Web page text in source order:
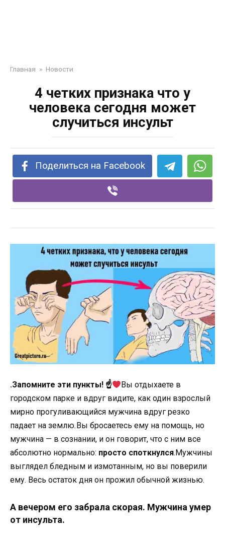
Главная » Новости
4 четких признака что у
человека сегодня может
случиться инсульт
Поделиться на Facebook
.Запомните эти пункты! ☝
Вы отдыхаете в
городском парке и вдруг видите, как один взрослый
мирно прогуливающийся мужчина вдруг резко
падает на землю. Вы бросаетесь ему на помощь, но
мужчина — в сознании, и он говорит, что с ним все
абсолютно нормально: просто споткнулся.Мужчины
выглядел бледным и измотанным, но вы поверили
ему. Весь остаток дня он прожил обычной жизнью.
А вечером его забрала скорая. Мужчина умер
от инсульта.